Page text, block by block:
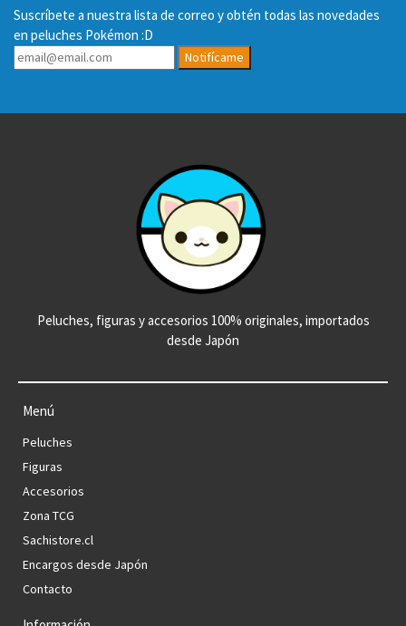
Suscríbete a nuestra lista de correo y obtén todas las novedades
en peluches Pokémon :D
Notifícame
Peluches, figuras y accesorios 100% originales, importados
desde Japón
Menú
Peluches
Figuras
Accesorios
Zona TCG
Sachistore.cl
Encargos desde Japón
Contacto